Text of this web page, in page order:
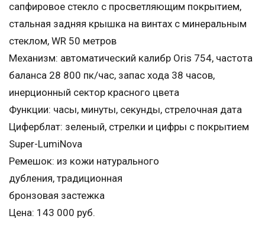
сапфировое стекло с просветляющим покрытием,
стальная задняя крышка на винтах с минеральным
стеклом, WR 50 метров
Механизм: автоматический калибр Oris 754, частота
баланса 28 800 пк/час, запас хода 38 часов,
инерционный сектор красного цвета
Функции: часы, минуты, секунды, стрелочная дата
Циферблат: зеленый, стрелки и цифры с покрытием
Super-LumiNova
Ремешок: из кожи натурального
дубления, традиционная
бронзовая застежка
Цена: 143 000 руб.